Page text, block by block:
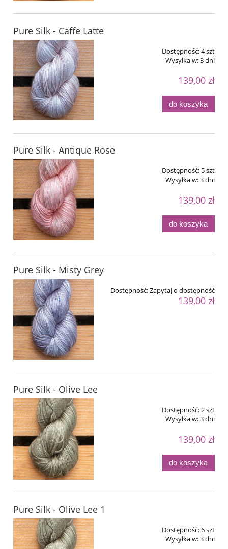
Pure Silk - Caffe Latte
Dostępność:4 szt
Wysyłka w:3 dni
139,00 zł
do koszyka
Pure Silk - Antique Rose
Dostępność: 5 szt
Wysyłka w:3 dni
139,00 zł
do koszyka
Pure Silk - Misty Grey
Dostępność:Zapytaj o dostępność
139,00 zł
Pure Silk - Olive Lee
Dostępność:2 szt
Wysyłka w:3 dni
139,00 zł
do koszyka
Pure Silk - Olive Lee 1
Dostępność:6 szt
Wysyłka w:3 dni